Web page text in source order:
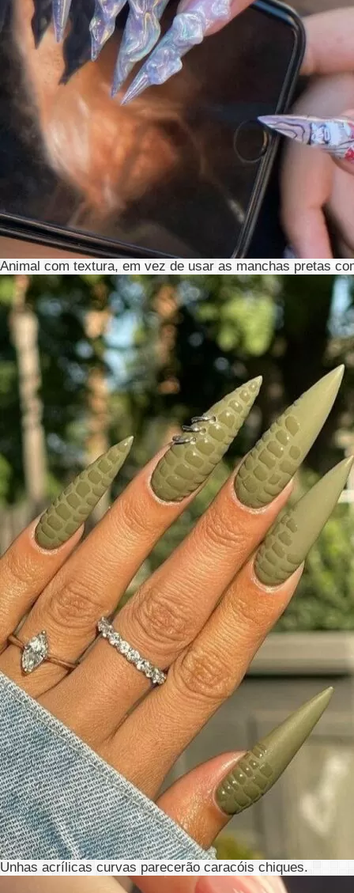
Animal com textura, em vez de usar as manchas pretas
Unhas acrílicas curvas parecerão caracóis chiques.